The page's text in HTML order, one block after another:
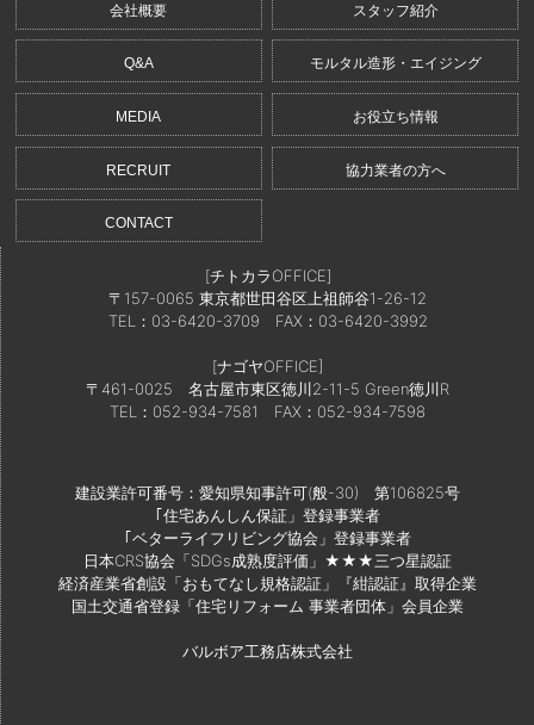
会社概要 スタッフ紹介
Q&A モルタル造形・エイジング
MEDIA お役立ち情報
RECRUIT 協力業者の方へ
CONTACT
[チトカラOFFICE]
〒157-0065 東京都世田谷区上祖師谷1-26-12
TEL：03-6420-3709 FAX：03-6420-3992
[ナゴヤOFFICE]
〒461-0025 名古屋市東区徳川2-11-5 Green徳川R
TEL：052-934-7581
FAX：052-934-7598
建設業許可番号：愛知県知事許可(般-30) 第106825号
｢住宅あんしん保証」登録事業者
｢ベターライフリビング協会」登録事業者
日本CRS協会「SDGs成熟度評価」★★★三つ星認証
経済産業省創設「おもてなし規格認証」『紺認証』取得企業
国土交通省登録「住宅リフォーム 事業者団体」会員企業
バルボア工務店株式会社